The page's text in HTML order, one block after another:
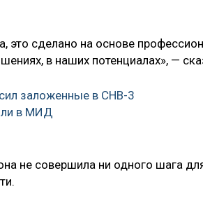
это сделано на основе
в наших потенциалах», —
заложенные в СНВ-3
в МИД
не совершила ни одного шага